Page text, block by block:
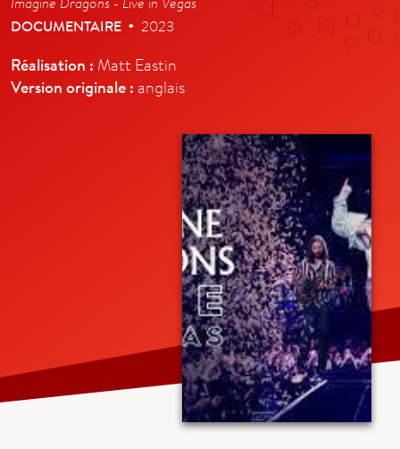
DOCUMENTAIRE • 2023
Réalisation : Matt Eastin
Version originale : anglais